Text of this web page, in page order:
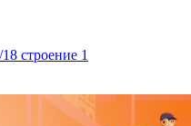
строение 1